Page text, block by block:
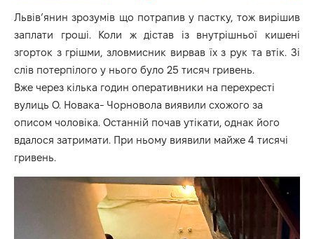
Львів’янин зрозумів що потрапив у пастку, тож вирішив
заплати гроші. Коли ж дістав із внутрішньої кишені
згорток з грішми, зловмисник вирвав їх з рук та втік. Зі
слів потерпілого у нього було 25 тисяч гривень.
Вже через кілька годин оперативники на перехресті
вулиць О. Новака- Чорновола виявили схожого за
описом чоловіка. Останній почав утікати, однак його
вдалося затримати. При ньому виявили майже 4 тисячі
гривень.